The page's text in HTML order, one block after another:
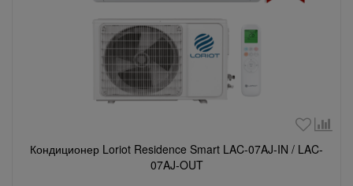
Кондиционер Loriot Residence Smart LAC-07AJ-IN / LAC-
07AJ-OUT